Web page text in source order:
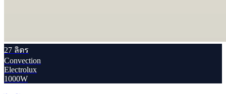
27 ลิตร
Convection
Electrolux
1000W